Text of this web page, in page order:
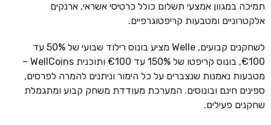
תמיכה במגוון אמצעי תשלום כולל כרטיסי אשראי, ארנקים
אלקטרוניים ומטבעות קריפטוגרפיים.
לשחקנים קבועים, Welle מציע בונוס רילוד שבועי של 50% עד
€100, בונוס קריפטו של 150% עד €100 ותוכנית WellCoins –
מטבעות נאמנות שנצברים על כל הימור וניתנים להמרה לפרסים,
ספינים חינם ובונוסים. המערכת מעודדת משחק קבוע ומתגמלת
שחקנים פעילים.